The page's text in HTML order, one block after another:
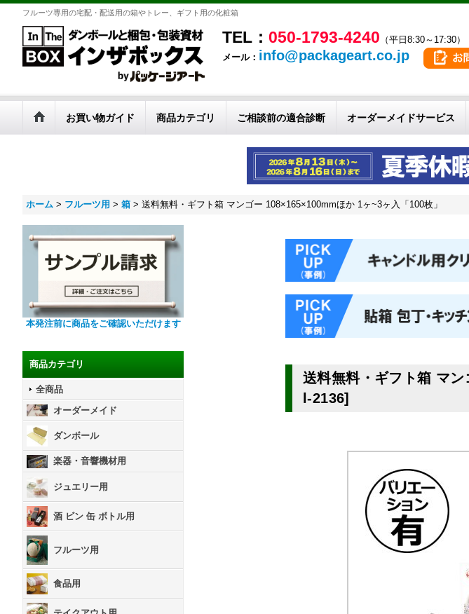
フルーツ専用の宅配・配送用の箱やトレー、ギフト用の化粧箱
TEL： 050-1793-4240 （平日8:30～17:30）
メール： info@packageart.co.jp
お買い物ガイド 商品カテゴリ ご相談前の適合診断 オーダーメイドサービス
ホーム > フルーツ用 > 箱 > 送料無料・ギフト箱 マンゴー 108×165×100mmほか 1ヶ~3ヶ入「100枚」
本発注前に商品をご確認いただけます
商品カテゴリ
全商品
オーダーメイド
ダンボール
楽器・音響機材用
ジュエリー用
酒 ビン 缶 ボトル用
フルーツ用
食品用
送料無料・ギフト箱 マ
l-2136]